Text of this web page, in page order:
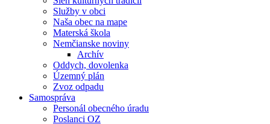
Služby v obci
Naša obec na mape
Materská škola
Nemčianske noviny
Archív
Oddych, dovolenka
Územný plán
Zvoz odpadu
Samospráva
Personál obecného úradu
Poslanci OZ